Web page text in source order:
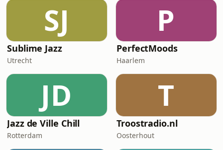
SJ
Sublime Jazz
Utrecht
P
PerfectMoods
Haarlem
JD
Jazz de Ville Chill
Rotterdam
T
Troostradio.nl
Oosterhout